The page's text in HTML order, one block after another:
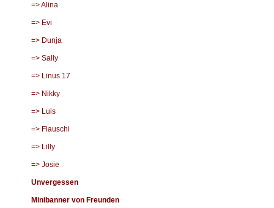
=> Alina
=> Evi
=> Dunja
=> Sally
=> Linus 17
=> Nikky
=> Luis
=> Flauschi
=> Lilly
=> Josie
Unvergessen
Minibanner von Freunden